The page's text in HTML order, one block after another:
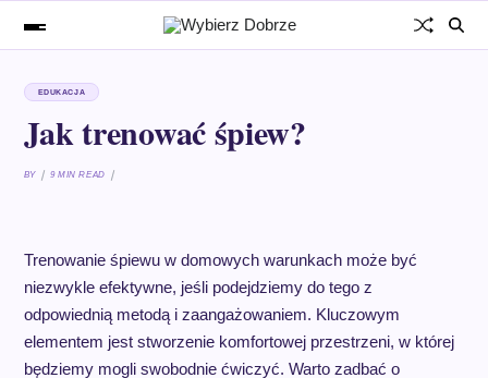
EDUKACJA
Jak trenować śpiew?
BY 9 MIN READ
Trenowanie śpiewu w domowych warunkach może być
niezwykle efektywne, jeśli podejdziemy do tego z
odpowiednią metodą i zaangażowaniem. Kluczowym
elementem jest stworzenie komfortowej przestrzeni, w której
będziemy mogli swobodnie ćwiczyć. Warto zadbać o